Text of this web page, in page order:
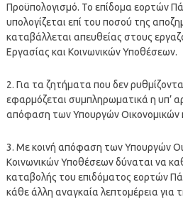
Προϋπολογισμό. Το επίδομα εορτών
υπολογίζεται επί του ποσού της
καταβάλλεται απευθείας στους
Εργασίας και Κοινωνικών Υποθέσεων.
2. Για τα ζητήματα που δεν
εφαρμόζεται συμπληρωματικά η υπ’
απόφαση των Υπουργών Οικονομικών
3. Με κοινή απόφαση των Υπουργών
Κοινωνικών Υποθέσεων δύναται να
καταβολής του επιδόματος εορτών
κάθε άλλη αναγκαία λεπτομέρεια για